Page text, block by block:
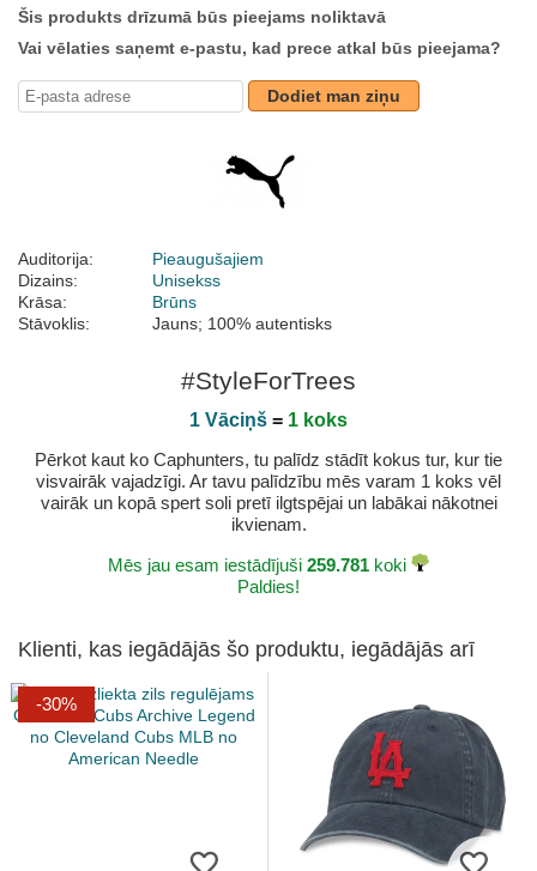
Šis produkts drīzumā būs pieejams noliktavā
Vai vēlaties saņemt e-pastu, kad prece atkal būs pieejama?
Dodiet man ziņu
Auditorija:
Pieaugušajiem
Dizains:
Unisekss
Krāsa:
Brūns
Stāvoklis:
Jauns; 100% autentisks
#StyleForTrees
1 Vāciņš = 1 koks
Pērkot kaut ko Caphunters, tu palīdz stādīt kokus tur, kur tie
visvairāk vajadzīgi. Ar tavu palīdzību mēs varam 1 koks vēl
vairāk un kopā spert soli pretī ilgtspējai un labākai nākotnei
ikvienam.
Mēs jau esam iestādījuši 259.781 koki
Paldies!
Klienti, kas iegādājās šo produktu, iegādājās arī
-30%